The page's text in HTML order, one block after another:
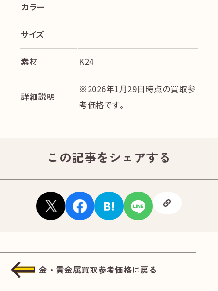
カラー
サイズ
素材 K24
詳細説明
※2026年1月29日時点の買取参
考価格です。
この記事をシェアする
金・貴金属買取参考価格に戻る